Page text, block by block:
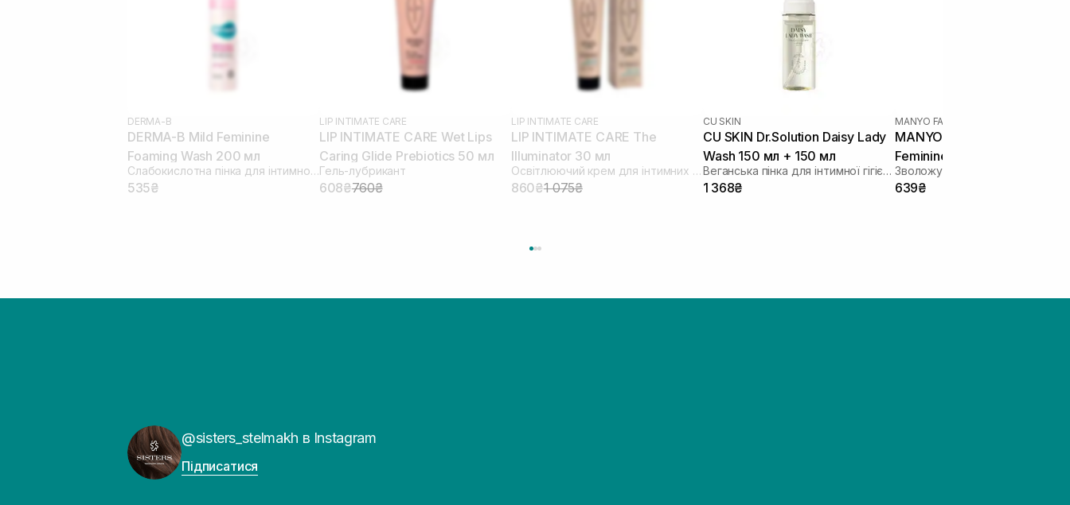
DERMA-B
DERMA-B Mild Feminine
Foaming Wash 200 мл
Слабокислотна пінка для інтимної гігієни
535₴
LIP INTIMATE CARE
LIP INTIMATE CARE Wet Lips
Caring Glide Prebiotics 50 мл
Гель-лубрикант
608₴760₴
LIP INTIMATE CARE
LIP INTIMATE CARE The
Illuminator 30 мл
Освітлюючий крем для інтимних зон
860₴1 075₴
CU SKIN
CU SKIN Dr.Solution Daisy Lady
Wash 150 мл + 150 мл
Веганська пінка для інтимної гігієни з запасним блоком
1 368₴
MANYO FACTORY
MANYO FACTORY Moist
Feminine Foam 150 мл
639₴
@sisters_stelmakh в Instagram
Підписатися